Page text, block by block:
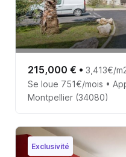
215,000 € • 3,413€/
Se loue 751€/mois •
Montpellier (34080)
Exclusivité